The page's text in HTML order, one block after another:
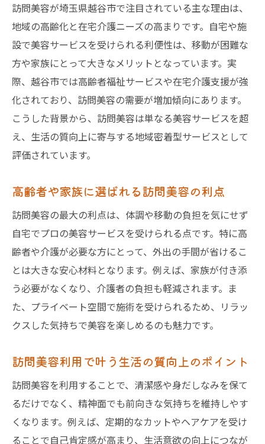
訪問美容師の資格や経験を確認する重要性
安心できる訪問美容サービス見極めのコツ
福祉サービス連携のある訪問美容の魅力
口コミや評判で選ぶ訪問美容の安心感
訪問美容利用時の感染症対策ポイント
個人宅で叶う訪問美容の最新サービス事情
個人宅向け訪問美容の多彩な施術メニュー
訪問美容で人気のベッドカットやカラー対
自宅で受けられる訪問美容の衛生管理体制
訪問美容師の指名や予約システムの特徴
個人宅訪問美容の利用者体験談と満足度
高齢者にも優しい訪問美容サービスの工夫
訪問美容の料金相場や支払い方法を徹底解説
訪問美容と訪問理容の料金相場を比較解説
料金体系の特徴と追加費用の確認ポイント
越谷市で多い訪問美容料金の事例紹介
福祉サービス利用時の料金軽減の可能性
納得できる訪問美容料金選びのコツ
在宅介護と連携した越谷市の訪問美容ケア
訪問美容が埼玉県越谷市で注目されている主な理由は、
地域の高齢化と在宅介護ニーズの高まりです。自宅や施
設で美容サービスを受けられる利便性は、移動が困難な
方や家族にとって大きなメリットとなっています。実
際、越谷市では高齢者福祉サービスや在宅介護支援が強
化されており、訪問美容の需要が増加傾向にあります。
こうした背景から、訪問美容は単なる美容サービスを超
え、生活の質向上に寄与する地域密着型サービスとして
評価されています。
高齢者や家族に選ばれる訪問美容の利点
訪問美容の最大の利点は、体調や移動の負担を気にせず
自宅でプロの美容サービスを受けられる点です。特に高
齢者や介護が必要な方にとって、外出の手間が省けるこ
とは大きな安心材料となります。例えば、家族が付き添
う必要がなくなり、介護者の負担も軽減されます。ま
た、プライベート空間で施術を受けられるため、リラッ
クスした気持ちで美容を楽しめるのも魅力です。
訪問美容利用で叶う生活の質向上のポイント
訪問美容を利用することで、清潔感や身だしなみを保て
るだけでなく、精神面でも前向きな気持ちを維持しやす
くなります。例えば、定期的なカットやヘアケアを受け
ることで自己肯定感が高まり、生活意欲の向上につなが